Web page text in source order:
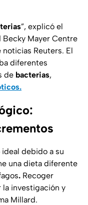
”, explicó el
Mayer Centre
noticias Reuters. El
diferentes
de bacterias,
debido a su
una dieta diferente
. Recoger
la investigación y
Millard.